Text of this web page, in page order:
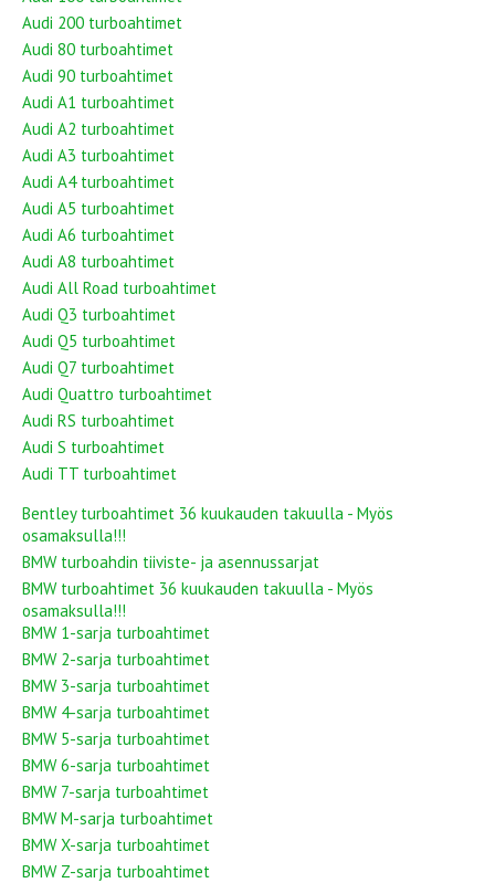
Audi 200 turboahtimet
Audi 80 turboahtimet
Audi 90 turboahtimet
Audi A1 turboahtimet
Audi A2 turboahtimet
Audi A3 turboahtimet
Audi A4 turboahtimet
Audi A5 turboahtimet
Audi A6 turboahtimet
Audi A8 turboahtimet
Audi All Road turboahtimet
Audi Q3 turboahtimet
Audi Q5 turboahtimet
Audi Q7 turboahtimet
Audi Quattro turboahtimet
Audi RS turboahtimet
Audi S turboahtimet
Audi TT turboahtimet
Bentley turboahtimet 36 kuukauden takuulla - Myös
osamaksulla!!!
BMW turboahdin tiiviste- ja asennussarjat
BMW turboahtimet 36 kuukauden takuulla - Myös
osamaksulla!!!
BMW 1-sarja turboahtimet
BMW 2-sarja turboahtimet
BMW 3-sarja turboahtimet
BMW 4-sarja turboahtimet
BMW 5-sarja turboahtimet
BMW 6-sarja turboahtimet
BMW 7-sarja turboahtimet
BMW M-sarja turboahtimet
BMW X-sarja turboahtimet
BMW Z-sarja turboahtimet